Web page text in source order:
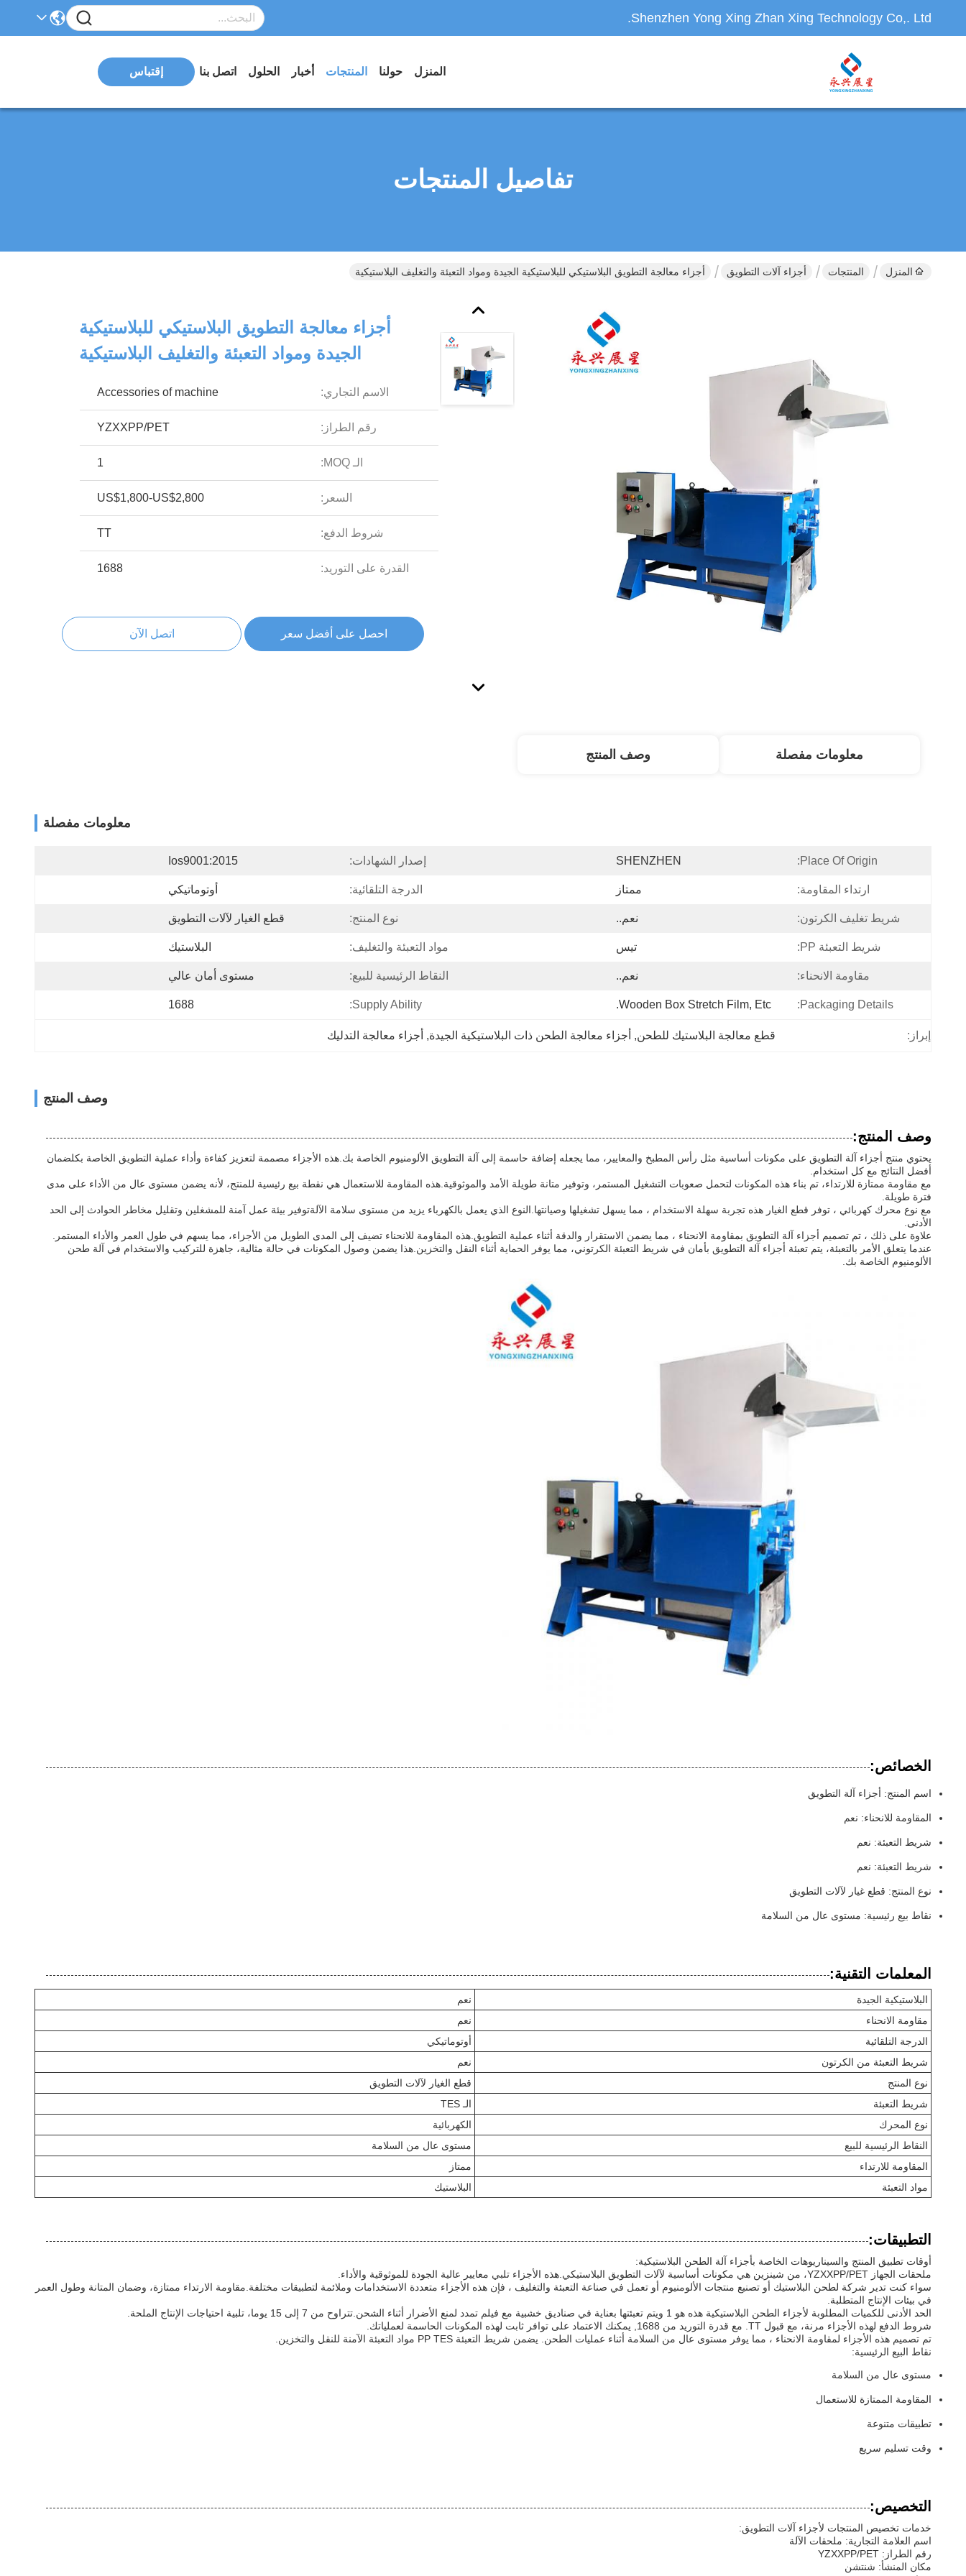
Shenzhen Yong Xing Zhan Xing Technology Co,. Ltd.
المنزل حولنا المنتجات أخبار الحلول اتصل بنا إقتباس
تفاصيل المنتجات
المنزل المنتجات أجزاء آلات التطويق أجزاء معالجة التطويق البلاستيكي للبلاستيكية الجيدة ومواد التعبئة والتغليف البلاستيكية
أجزاء معالجة التطويق البلاستيكي للبلاستيكية
الجيدة ومواد التعبئة والتغليف البلاستيكية
الاسم التجاري: Accessories of machine
رقم الطراز: YZXXPP/PET
الـ MOQ: 1
السعر: US$1,800-US$2,800
شروط الدفع: TT
القدرة على التوريد: 1688
احصل على أفضل سعر اتصل الآن
معلومات مفصلة وصف المنتج
معلومات مفصلة
Place Of Origin:
SHENZHEN إصدار الشهادات: Ios9001:2015
ارتداء المقاومة: ممتاز الدرجة التلقائية: أوتوماتيكي
شريط تغليف الكرتون: نعم.. نوع المنتج: قطع الغيار لآلات التطويق
شريط التعبئة PP: تيس مواد التعبئة والتغليف: البلاستيك
مقاومة الانحناء: نعم.. النقاط الرئيسية للبيع: مستوى أمان عالي
Packaging Details:
Wooden Box Stretch Film, Etc.
Supply Ability:
1688
إبراز: قطع معالجة البلاستيك للطحن, أجزاء معالجة الطحن ذات البلاستيكية الجيدة, أجزاء معالجة التدليك
وصف المنتج
وصف المنتج:
يحتوي منتج أجزاء آلة التطويق على مكونات أساسية مثل رأس المطبخ والمعايير، مما يجعله إضافة حاسمة إلى آلة التطويق الألومنيوم الخاصة بك.هذه الأجزاء مصممة لتعزيز كفاءة وأداء عملية التطويق الخاصة بكلضمان
أفضل النتائج مع كل استخدام.
مع مقاومة ممتازة للارتداء، تم بناء هذه المكونات لتحمل صعوبات التشغيل المستمر، وتوفير متانة طويلة الأمد والموثوقية.هذه المقاومة للاستعمال هي نقطة بيع رئيسية للمنتج، لأنه يضمن مستوى عال من الأداء على مدى
فترة طويلة.
مع نوع محرك كهربائي ، توفر قطع الغيار هذه تجربة سهلة الاستخدام ، مما يسهل تشغيلها وصيانتها.النوع الذي يعمل بالكهرباء يزيد من مستوى سلامة الآلةتوفير بيئة عمل آمنة للمشغلين وتقليل مخاطر الحوادث إلى الحد
الأدنى.
علاوة على ذلك ، تم تصميم أجزاء آلة التطويق بمقاومة الانحناء ، مما يضمن الاستقرار والدقة أثناء عملية التطويق.هذه المقاومة للانحناء تضيف إلى المدى الطويل من الأجزاء، مما يسهم في طول العمر والأداء المستمر.
عندما يتعلق الأمر بالتعبئة، يتم تعبئة أجزاء آلة التطويق بأمان في شريط التعبئة الكرتوني، مما يوفر الحماية أثناء النقل والتخزين.هذا يضمن وصول المكونات في حالة مثالية، جاهزة للتركيب والاستخدام في آلة طحن
الألومنيوم الخاصة بك.
الخصائص:
اسم المنتج: أجزاء آلة التطويق
المقاومة للانحناء: نعم
شريط التعبئة: نعم
شريط التعبئة: نعم
نوع المنتج: قطع غيار لآلات التطويق
نقاط بيع رئيسية: مستوى عال من السلامة
المعلمات التقنية:
البلاستيكية الجيدة
نعم
مقاومة الانحناء
نعم
الدرجة التلقائية
أوتوماتيكي
شريط التعبئة من الكرتون
نعم
نوع المنتج
قطع الغيار لآلات التطويق
شريط التعبئة
الـ TES
نوع المحرك
الكهربائية
النقاط الرئيسية للبيع
مستوى عال من السلامة
المقاومة للارتداء
ممتاز
مواد التعبئة
البلاستيك
التطبيقات:
أوقات تطبيق المنتج والسيناريوهات الخاصة بأجزاء آلة الطحن البلاستيكية:
ملحقات الجهاز YZXXPP/PET، من شينزين هي مكونات أساسية لآلات التطويق البلاستيكي.هذه الأجزاء تلبي معايير عالية الجودة للموثوقية والأداء.
سواء كنت تدير شركة لطحن البلاستيك أو تصنيع منتجات الألومنيوم أو تعمل في صناعة التعبئة والتغليف ، فإن هذه الأجزاء متعددة الاستخدامات وملائمة لتطبيقات مختلفة.مقاومة الارتداء ممتازة، وضمان المتانة وطول العمر
في بيئات الإنتاج المتطلبة.
الحد الأدنى للكميات المطلوبة لأجزاء الطحن البلاستيكية هذه هو 1 ويتم تعبئتها بعناية في صناديق خشبية مع فيلم تمدد لمنع الأضرار أثناء الشحن.تتراوح من 7 إلى 15 يوما، تلبية احتياجات الإنتاج الملحة.
شروط الدفع لهذه الأجزاء مرنة، مع قبول TT. مع قدرة التوريد من 1688, يمكنك الاعتماد على توافر ثابت لهذه المكونات الحاسمة لعملياتك.
تم تصميم هذه الأجزاء لمقاومة الانحناء ، مما يوفر مستوى عال من السلامة أثناء عمليات الطحن. يضمن شريط التعبئة PP TES مواد التعبئة الآمنة للنقل والتخزين.
نقاط البيع الرئيسية:
مستوى عال من السلامة
المقاومة الممتازة للاستعمال
تطبيقات متنوعة
وقت تسليم سريع
التخصيص:
خدمات تخصيص المنتجات لأجزاء آلات التطويق:
اسم العلامة التجارية: ملحقات الآلة
رقم الطراز: YZXXPP/PET
مكان المنشأ: شنتشن